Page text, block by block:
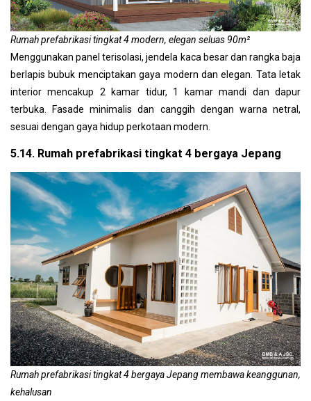
Rumah prefabrikasi tingkat 4 modern, elegan seluas 90m²
Menggunakan panel terisolasi, jendela kaca besar dan rangka baja
berlapis bubuk menciptakan gaya modern dan elegan. Tata letak
interior mencakup 2 kamar tidur, 1 kamar mandi dan dapur
terbuka. Fasade minimalis dan canggih dengan warna netral,
sesuai dengan gaya hidup perkotaan modern.
5.14. Rumah prefabrikasi tingkat 4 bergaya Jepang
Rumah prefabrikasi tingkat 4 bergaya Jepang membawa keanggunan,
kehalusan